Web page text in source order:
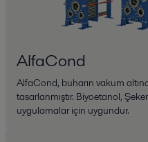
AlfaCond
AlfaCond, buharın vakum
tasarlanmıştır. Biyoetanol,
uygulamalar için uygundur.